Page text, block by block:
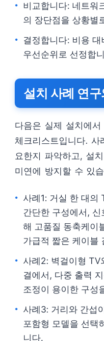
비교합니다: 네트워
의 장단점을 상황별
결정합니다: 비용
우선순위로 선정합
설치 사례 연
다음은 실제 설치에
체크리스트입니다.
요한지 파악하고, 설
미연에 방지할 수 있
사례1: 거실 한 대의
간단한 구성에서,
해 고품질 동축케이
가급적 짧은 케이블
사례2: 벽걸이형 TV
결에서, 다중 출력
조정이 용이한 구성
사례3: 거리와 간섭
포함형 모델을 선택
니다.